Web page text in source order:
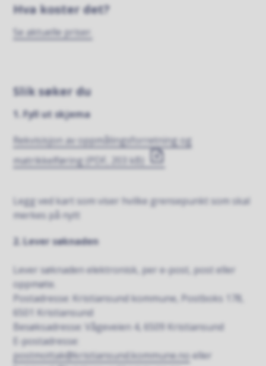
Hva koster det?
Se aktuelle priser.
Slik søker du
1. Fyll ut skjema
Rekvisisjon av oppmålingsforretning og
matrikkelføring(PDF, 203 kB)
Legg ved kart som viser hvilke grensepunkt som skal
merkes på nytt
2. Lever søknaden
Lever søknaden elektronisk, per e-post, post eller
oppmøte.
Postadresse: Kristiansund kommune, Postboks 178,
6501 Kristiansund
Besøksadresse: Vågeveien 4, 6509 Kristiansund
E-postadresse:
postmottak@kristiansund.kommune.noeller